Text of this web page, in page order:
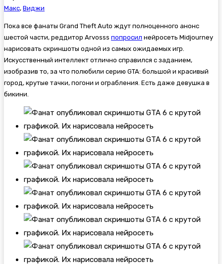
Макс, Виджи
Пока все фанаты Grand Theft Auto ждут полноценного анонс
шестой части, реддитор Arvosss попросил нейросеть Midjourney
нарисовать скриншоты одной из самых ожидаемых игр.
Искусственный интеллект отлично справился с заданием,
изобразив то, за что полюбили серию GTA: большой и красивый
город, крутые тачки, погони и ограбления. Есть даже девушка в
бикини.